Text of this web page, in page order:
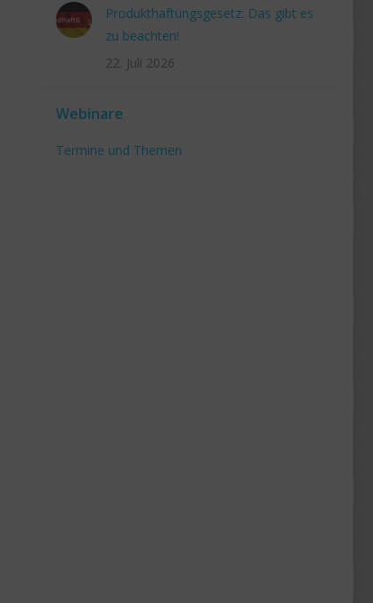
Produkthaftungsgesetz: Das gibt es
zu beachten!
22. Juli 2026
Webinare
Termine und Themen